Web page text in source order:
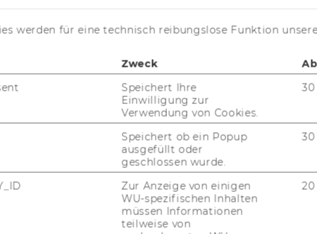
via Wiener
sie bewegt sich
werden für eine technisch reibungslose Funktion
Zweck
Speichert Ihre
Einwilligung zur
Verwendung von Cookies.
30
Speichert ob ein Popup
ausgefüllt oder
geschlossen wurde.
30
Zur Anzeige von einigen
WU-spezifischen Inhalten
müssen Informationen
teilweise von
20